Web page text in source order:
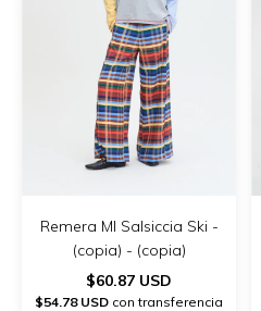
Remera Ml Salsiccia Ski -
(copia) - (copia)
$60.87 USD
$54.78 USD con transferencia